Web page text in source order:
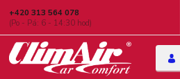
+420 313 564 078
(Po - Pá: 6 - 14:30 hod)